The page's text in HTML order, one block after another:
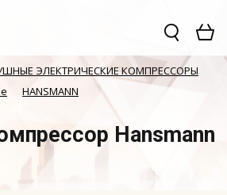
ЭЛЕКТРИЧЕСКИЕ КОМПРЕССОРЫ
HANSMANN
Hansmann